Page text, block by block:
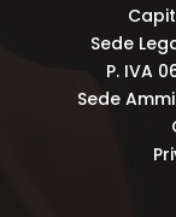
Sede
P. IVA
Sede